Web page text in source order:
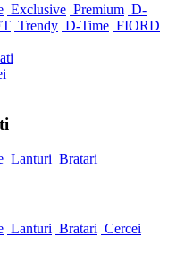
Exclusive Premium D-
Trendy D-Time FIORD
Lanturi Bratari
Lanturi Bratari Cercei